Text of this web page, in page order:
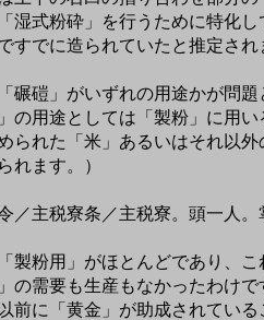
湿式粉砕」を行うために特化
すでに造られていたと推定され
碾磑」がいずれの用途かが問
の用途としては「製粉」に用
られた「米」あるいはそれ以
れます。）
／主税寮条／主税寮。頭一人
製粉用」がほとんどであり、
の需要も生産もなかったわけ
前に「黄金」が助成されてい